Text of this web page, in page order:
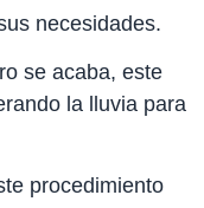
necesidades.
se acaba, este
la lluvia para
procedimiento